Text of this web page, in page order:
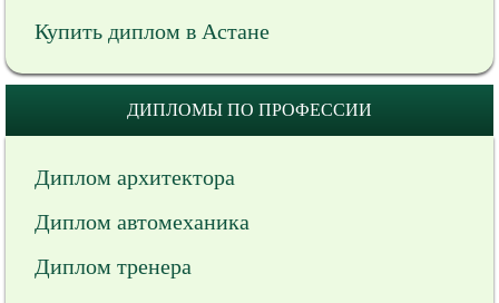
Купить диплом в Астане
ДИПЛОМЫ ПО ПРОФЕССИИ
Диплом архитектора
Диплом автомеханика
Диплом тренера